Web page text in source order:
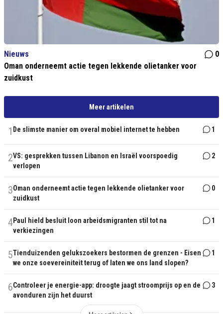
Nieuws
0
Oman onderneemt actie tegen lekkende olietanker voor
zuidkust
Meer artikelen
1 De slimste manier om overal mobiel internet te hebben 1
2VS: gesprekken tussen Libanon en Israël voorspoedig
verlopen
2
3Oman onderneemt actie tegen lekkende olietanker voor
zuidkust
0
4Paul hield besluit loon arbeidsmigranten stil tot na
verkiezingen
1
5Tienduizenden gelukszoekers bestormen de grenzen - Eisen
we onze soevereiniteit terug of laten we ons land slopen?
1
6Controleer je energie-app: droogte jaagt stroomprijs op en de
avonduren zijn het duurst
3